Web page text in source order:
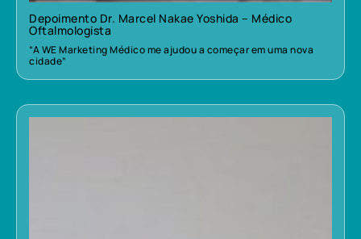
Depoimento Dr. Marcel Nakae Yoshida – Médico
Oftalmologista
“A WE Marketing Médico me ajudou a começar em uma nova
cidade”